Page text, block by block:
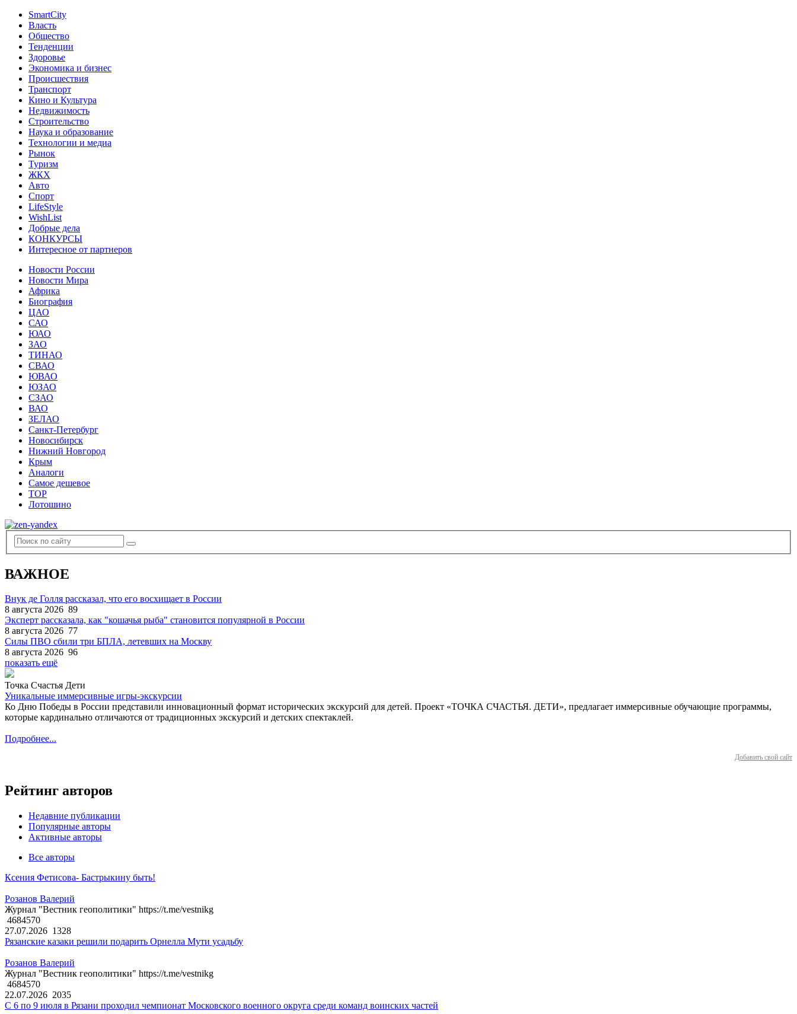
SmartCity
Власть
Общество
Тенденции
Здоровье
Экономика и бизнес
Происшествия
Транспорт
Кино и Культура
Недвижимость
Строительство
Наука и образование
Технологии и медиа
Рынок
Туризм
ЖКХ
Авто
Спорт
LifeStyle
WishList
Добрые дела
КОНКУРСЫ
Интересное от партнеров
Новости России
Новости Мира
Африка
Биография
ЦАО
САО
ЮАО
ЗАО
ТИНАО
СВАО
ЮВАО
ЮЗАО
СЗАО
ВАО
ЗЕЛАО
Санкт-Петербург
Новосибирск
Нижний Новгород
Крым
Аналоги
Самое дешевое
TOP
Лотошино
ВАЖНОЕ
Внук де Голля рассказал, что его восхищает в России
8 августа 2026 89
Эксперт рассказала, как "кошачья рыба" становится популярной в России
8 августа 2026 77
Силы ПВО сбили три БПЛА, летевших на Москву
8 августа 2026 96
показать ещё
Точка Счастья Дети
Уникальные иммерсивные игры-экскурсии
Ко Дню Победы в России представили инновационный формат исторических экскурсий для детей. Проект «ТОЧКА СЧАСТЬЯ. ДЕТИ», предлагает иммерсивные обучающие программы,
которые кардинально отличаются от традиционных экскурсий и детских спектаклей.
Подробнее...
Добавить свой сайт
Рейтинг авторов
Недавние публикации
Популярные авторы
Активные авторы
Все авторы
Ксения Фетисова- Бастрыкину быть!
Розанов Валерий
Журнал "Вестник геополитики" https://t.me/vestnikg
4684570
27.07.2026 1328
Рязанские казаки решили подарить Орнелла Мути усадьбу
Розанов Валерий
Журнал "Вестник геополитики" https://t.me/vestnikg
4684570
22.07.2026 2035
С 6 по 9 июля в Рязани проходил чемпионат Московского военного округа среди команд воинских частей